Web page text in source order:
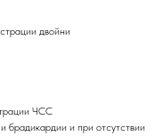
двойни
ЧСС
брадикардии и при отсутствии